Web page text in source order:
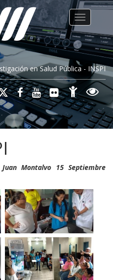
en Salud Pública - INSPI
Toggle
Montalvo 15 Septiembre